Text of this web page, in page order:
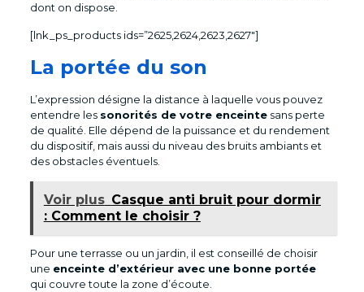
dont on dispose.
[lnk_ps_products ids=”2625,2624,2623,2627″]
La portée du son
L’expression désigne la distance à laquelle vous pouvez
entendre les sonorités de votre enceintesans perte
de qualité. Elle dépend de la puissance et du rendement
du dispositif, mais aussi du niveau des bruits ambiants et
des obstacles éventuels.
Voir plus Casque anti bruit pour dormir
: Comment le choisir ?
Pour une terrasse ou un jardin, il est conseillé de choisir
une enceinte d’extérieur avec une bonne portée
qui couvre toute la zone d’écoute.